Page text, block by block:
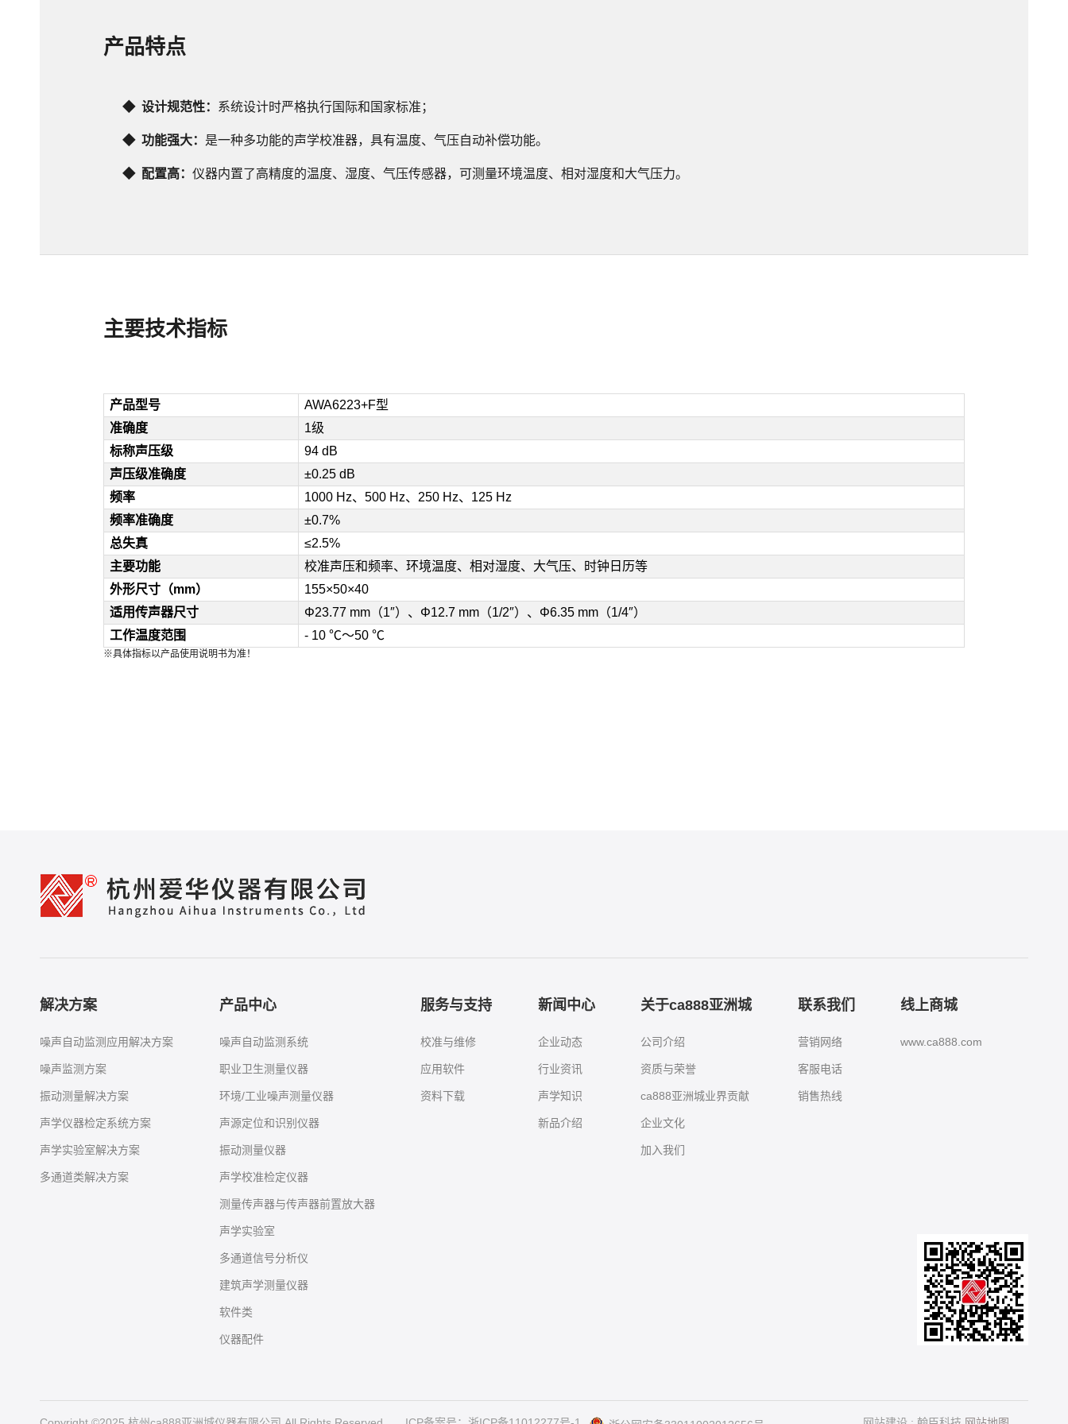
产品特点
◆  设计规范性： 系统设计时严格执行国际和国家标准；
◆  功能强大： 是一种多功能的声学校准器，具有温度、气压自动补偿功能。
◆  配置高： 仪器内置了高精度的温度、湿度、气压传感器，可测量环境温度、相对湿度和大气压力。
主要技术指标
产品型号
AWA6223+F型
准确度
1级
标称声压级
94 dB
声压级准确度
±0.25 dB
频率
1000 Hz、500 Hz、250 Hz、125 Hz
频率准确度
±0.7%
总失真
≤2.5%
主要功能
校准声压和频率、环境温度、相对湿度、大气压、时钟日历等
外形尺寸（mm）
155×50×40
适用传声器尺寸
Φ23.77 mm（1″）、Φ12.7 mm（1/2″）、Φ6.35 mm（1/4″）
工作温度范围
- 10 ℃～50 ℃
※具体指标以产品使用说明书为准！
解决方案
噪声自动监测应用解决方案
噪声监测方案
振动测量解决方案
声学仪器检定系统方案
声学实验室解决方案
多通道类解决方案
产品中心
噪声自动监测系统
职业卫生测量仪器
环境/工业噪声测量仪器
声源定位和识别仪器
振动测量仪器
声学校准检定仪器
测量传声器与传声器前置放大器
声学实验室
多通道信号分析仪
建筑声学测量仪器
软件类
仪器配件
服务与支持
校准与维修
应用软件
资料下载
新闻中心
企业动态
行业资讯
声学知识
新品介绍
关于ca888亚洲城
公司介绍
资质与荣誉
ca888亚洲城业界贡献
企业文化
加入我们
联系我们
营销网络
客服电话
销售热线
线上商城
www.ca888.com